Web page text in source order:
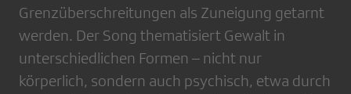
Grenzüberschreitungen als Zuneigung getarnt
werden. Der Song thematisiert Gewalt in
unterschiedlichen Formen – nicht nur
körperlich, sondern auch psychisch, etwa durch